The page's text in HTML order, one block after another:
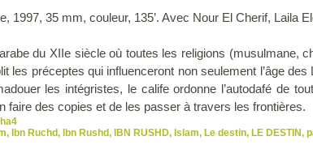
1997, 35 mm, couleur, 135’. Avec Nour El Cherif, Laila
du XIIe siècle où toutes les religions (musulmane,
les préceptes qui influenceront non seulement l’âge
les intégristes, le calife ordonne l’autodafé de
faire des copies et de les passer à travers les frontières.
, Ibn Ruchd, Ibn Rushd, IBN RUSHD, Islam, Le destin, LE DESTIN,